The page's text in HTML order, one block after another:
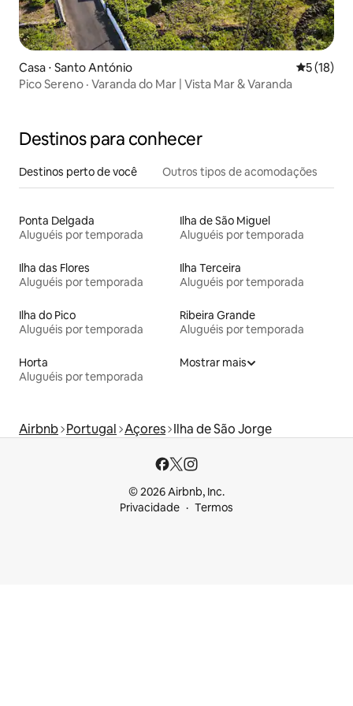
Casa ⋅ Santo António 5 de uma
5 (18)
Pico Sereno · Varanda do Mar | Vista Mar & Varanda
Destinos para conhecer
Destinos perto de você Outros tipos de acomodações
Ponta Delgada
Aluguéis por temporada
Ilha de São Miguel
Aluguéis por temporada
Ilha das Flores
Aluguéis por temporada
Ilha Terceira
Aluguéis por temporada
Ilha do Pico
Aluguéis por temporada
Ribeira Grande
Aluguéis por temporada
Horta
Aluguéis por temporada
Mostrar mais
Airbnb Portugal Açores Ilha de São Jorge
© 2026 Airbnb, Inc.
Privacidade
Termos